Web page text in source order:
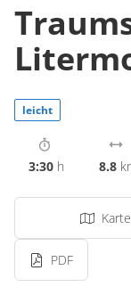
leicht
3:30 h 8.8
Karte
PDF